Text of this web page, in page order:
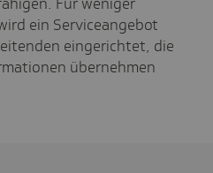
ein Serviceangebot
eingerichtet, die
übernehmen